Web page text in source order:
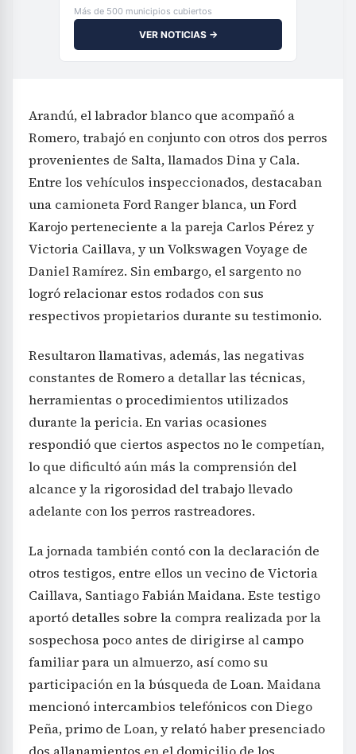
Más de 500 municipios cubiertos
VER NOTICIAS →
Arandú, el labrador blanco que acompañó a
Romero, trabajó en conjunto con otros dos perros
provenientes de Salta, llamados Dina y Cala.
Entre los vehículos inspeccionados, destacaban
una camioneta Ford Ranger blanca, un Ford
Karojo perteneciente a la pareja Carlos Pérez y
Victoria Caillava, y un Volkswagen Voyage de
Daniel Ramírez. Sin embargo, el sargento no
logró relacionar estos rodados con sus
respectivos propietarios durante su testimonio.
Resultaron llamativas, además, las negativas
constantes de Romero a detallar las técnicas,
herramientas o procedimientos utilizados
durante la pericia. En varias ocasiones
respondió que ciertos aspectos no le competían,
lo que dificultó aún más la comprensión del
alcance y la rigorosidad del trabajo llevado
adelante con los perros rastreadores.
La jornada también contó con la declaración de
otros testigos, entre ellos un vecino de Victoria
Caillava, Santiago Fabián Maidana. Este testigo
aportó detalles sobre la compra realizada por la
sospechosa poco antes de dirigirse al campo
familiar para un almuerzo, así como su
participación en la búsqueda de Loan. Maidana
mencionó intercambios telefónicos con Diego
Peña, primo de Loan, y relató haber presenciado